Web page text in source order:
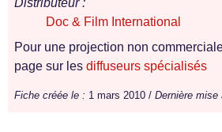
Distributeur :
Doc & Film International
Pour une projection non
page sur les diffuseurs spécialisés
Fiche créée le : 1 mars 2010 / Dernière mise